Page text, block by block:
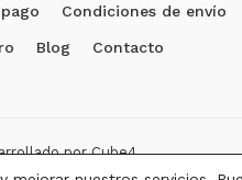
Condiciones de envío
Blog Contacto
porCube4